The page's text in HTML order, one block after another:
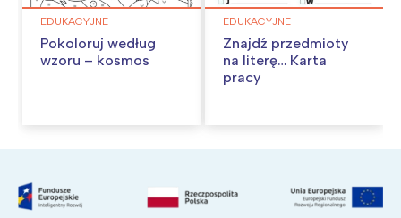
EDUKACYJNE
Pokoloruj według
wzoru – kosmos
EDUKACYJNE
Znajdź przedmioty
na literę… Karta
pracy